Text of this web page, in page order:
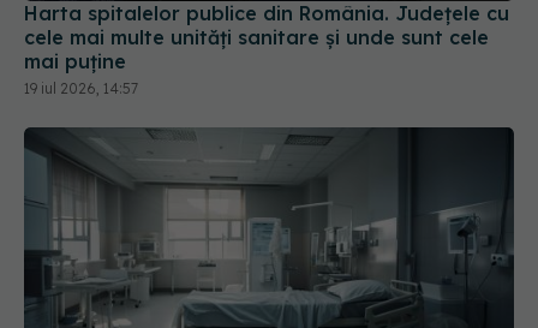
Harta spitalelor publice din România. Județele cu
cele mai multe unități sanitare și unde sunt cele
mai puține
19 iul 2026, 14:57